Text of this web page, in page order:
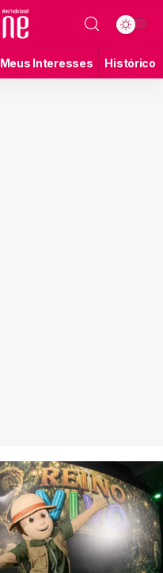
Meus Interesses Histórico